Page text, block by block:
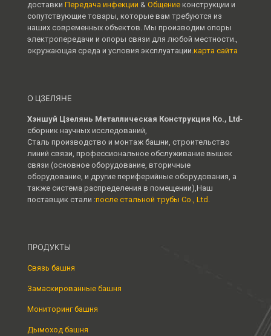
доставки Передача инфекции & Общение конструкции и
сопутствующие товары, которые вам требуются из
наших современных объектов. Мы производим опоры
электропередачи и опоры связи для любой местности.,
окружающая среда и условия эксплуатации.карта сайта
О ЦЗЕЛЯНЕ
Хэншуй Цзелянь Металлическая Конструкция Ко., Ltd-
сборник научных исследований,
Сталь производство и монтаж башни, строительство
линий связи, профессиональное обслуживание вышек
связи (основное оборудование, вторичные
оборудование, и другие периферийные оборудования, а
также система распределения в помещении),Наш
поставщик стали :после стальной трубы Co., Ltd.
ПРОДУКТЫ
Связь башня
Замаскированные башня
Мониторинг башня
Дымоход башня